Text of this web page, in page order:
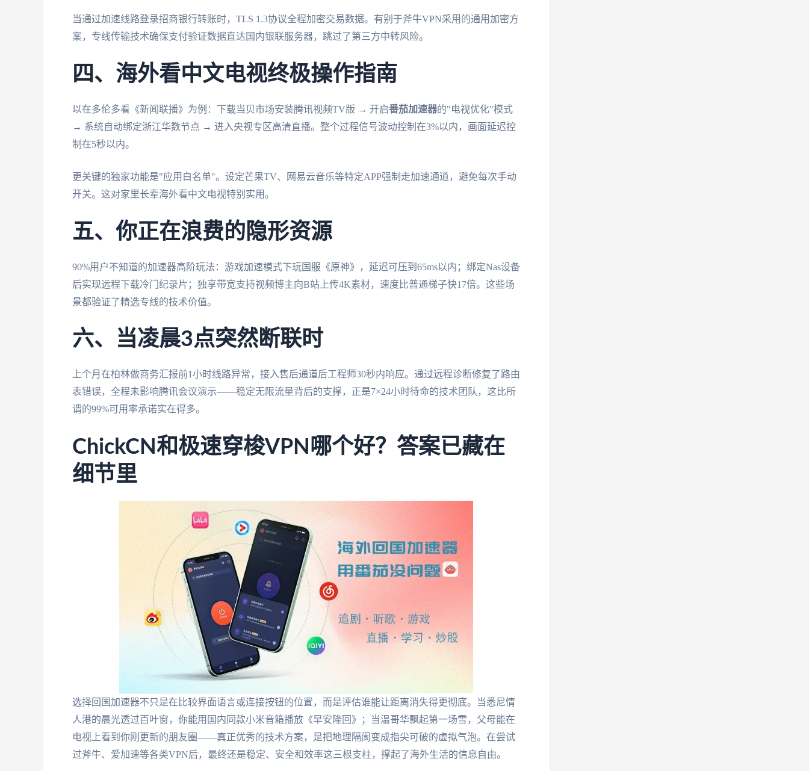
当通过加速线路登录招商银行转账时，TLS 1.3协议全程加密交易数据。有别于斧牛VPN采用的通用加密方
案，专线传输技术确保支付验证数据直达国内银联服务器，跳过了第三方中转风险。
四、海外看中文电视终极操作指南
以在多伦多看《新闻联播》为例：下载当贝市场安装腾讯视频TV版 → 开启番茄加速器的"电视优化"模式
→ 系统自动绑定浙江华数节点 → 进入央视专区高清直播。整个过程信号波动控制在3%以内，画面延迟控
制在5秒以内。
更关键的独家功能是"应用白名单"。设定芒果TV、网易云音乐等特定APP强制走加速通道，避免每次手动
开关。这对家里长辈海外看中文电视特别实用。
五、你正在浪费的隐形资源
90%用户不知道的加速器高阶玩法：游戏加速模式下玩国服《原神》，延迟可压到65ms以内；绑定Nas设备
后实现远程下载冷门纪录片；独享带宽支持视频博主向B站上传4K素材，速度比普通梯子快17倍。这些场
景都验证了精选专线的技术价值。
六、当凌晨3点突然断联时
上个月在柏林做商务汇报前1小时线路异常，接入售后通道后工程师30秒内响应。通过远程诊断修复了路由
表错误，全程未影响腾讯会议演示——稳定无限流量背后的支撑，正是7×24小时待命的技术团队，这比所
谓的99%可用率承诺实在得多。
ChickCN和极速穿梭VPN哪个好？答案已藏在
细节里
选择回国加速器不只是在比较界面语言或连接按钮的位置，而是评估谁能让距离消失得更彻底。当悉尼情
人港的晨光透过百叶窗，你能用国内同款小米音箱播放《早安隆回》；当温哥华飘起第一场雪，父母能在
电视上看到你刚更新的朋友圈——真正优秀的技术方案，是把地理隔阂变成指尖可破的虚拟气泡。在尝试
过斧牛、爱加速等各类VPN后，最终还是稳定、安全和效率这三根支柱，撑起了海外生活的信息自由。